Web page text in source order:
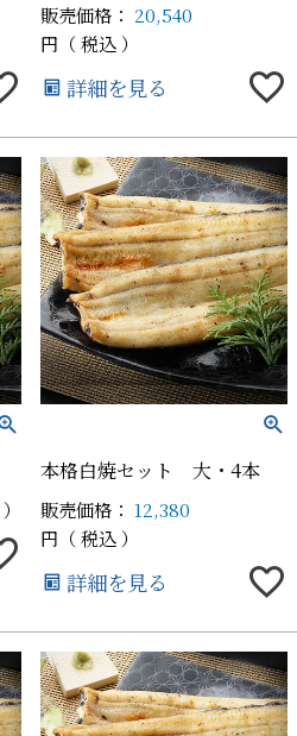
販売価格： 20,540
税込
詳細を見る
本格白焼セット 大・4本
販売価格： 12,380
税込
詳細を見る